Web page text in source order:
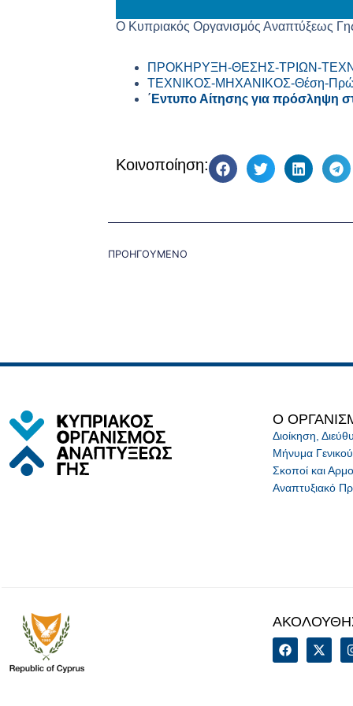
Ο Κυπριακός Οργανισμός Αναπτύξεως Γης
ΠΡΟΚΗΡΥΞΗ-ΘΕΣΗΣ-ΤΡΙΩΝ-
ΤΕΧΝΙΚΟΣ-ΜΗΧΑΝΙΚΟΣ-Θέση-
΄ Εντυπο Αίτησης για πρόσληψη
Κοινοποίηση:
ΠΡΟΗΓΟΥΜΕΝΟ
Ο
Διοίκηση,
Μήνυμα
Σκοποί και
Αναπτυξιακό